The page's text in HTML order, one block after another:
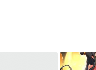
删减完整版动漫全集